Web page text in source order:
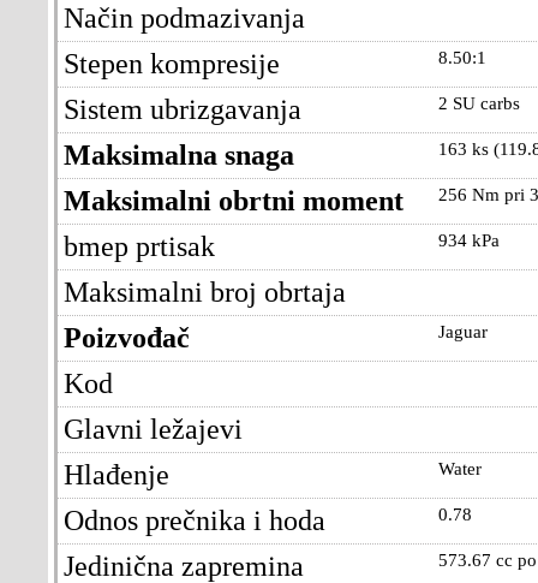
Način podmazivanja
8.50:1
Stepen kompresije
2 SU carbs
Sistem ubrizgavanja
163 ks
Maksimalna snaga
256 Nm pri
Maksimalni obrtni moment
934 kPa
bmep prtisak
Maksimalni broj obrtaja
Jaguar
Poizvođač
Kod
Glavni ležajevi
Water
Hlađenje
0.78
Odnos prečnika i hoda
573.67 cc
Jedinična zapremina